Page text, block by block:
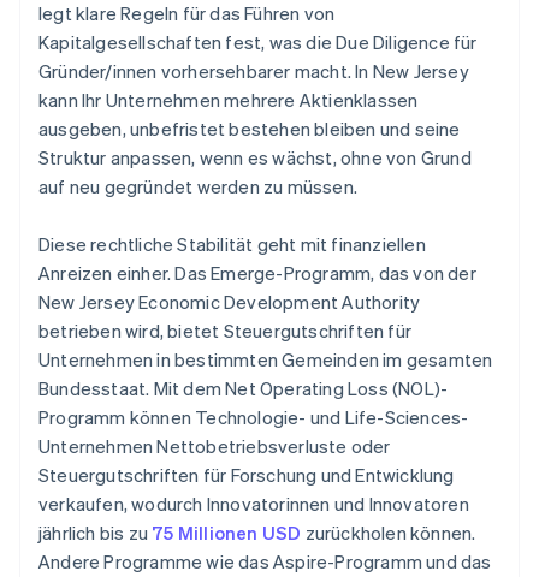
legt klare Regeln für das Führen von
Kapitalgesellschaften fest, was die Due Diligence für
Gründer/innen vorhersehbarer macht. In New Jersey
kann Ihr Unternehmen mehrere Aktienklassen
ausgeben, unbefristet bestehen bleiben und seine
Struktur anpassen, wenn es wächst, ohne von Grund
auf neu gegründet werden zu müssen.
Diese rechtliche Stabilität geht mit finanziellen
Anreizen einher. Das Emerge-Programm, das von der
New Jersey Economic Development Authority
betrieben wird, bietet Steuergutschriften für
Unternehmen in bestimmten Gemeinden im gesamten
Bundesstaat. Mit dem Net Operating Loss (NOL)-
Programm können Technologie- und Life-Sciences-
Unternehmen Nettobetriebsverluste oder
Steuergutschriften für Forschung und Entwicklung
verkaufen, wodurch Innovatorinnen und Innovatoren
jährlich bis zu 75 Millionen USD zurückholen können.
Andere Programme wie das Aspire-Programm und das